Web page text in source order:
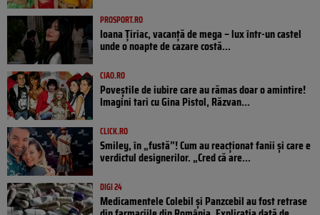
PROSPORT.RO
Ioana Țiriac, vacanță de mega – lux într-un castel
unde o noapte de cazare costă...
CIAO.RO
Poveştile de iubire care au rămas doar o amintire!
Imagini tari cu Gina Pistol, Răzvan...
CLICK.RO
Smiley, în „fustă”! Cum au reacționat fanii și care e
verdictul designerilor. „Cred că are...
DIGI 24
Medicamentele Colebil și Panzcebil au fost retrase